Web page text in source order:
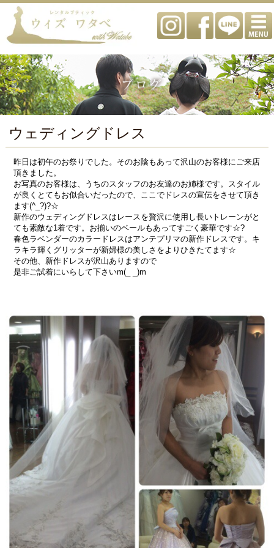
ウェディングドレス
昨日は初午のお祭りでした。そのお陰もあって沢山のお客様にご来店
頂きました。
お写真のお客様は、うちのスタッフのお友達のお姉様です。スタイル
が良くとてもお似合いだったので、ここでドレスの宣伝をさせて頂き
ます(^_?)?☆
新作のウェディングドレスはレースを贅沢に使用し長いトレーンがと
ても素敵な1着です。お揃いのベールもあってすごく豪華です☆?
春色ラベンダーのカラードレスはアンテプリマの新作ドレスです。キ
ラキラ輝くグリッターが新婦様の美しさをよりひきたてます☆
その他、新作ドレスが沢山ありますので
是非ご試着にいらして下さいm(_ _)m